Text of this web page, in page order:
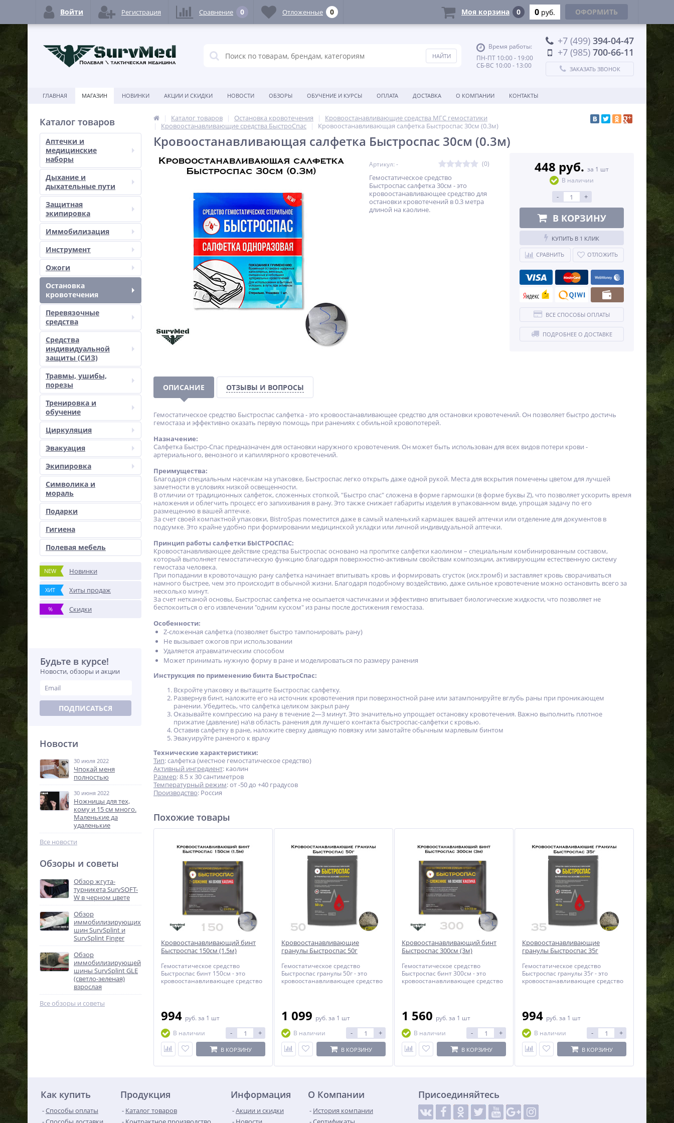
Время работы:
ПН-ПТ 10:00 - 19:00
СБ-ВС 10:00 - 13:00
+7 (499) 394-04-47
+7 (985) 700-66-11
ЗАКАЗАТЬ ЗВОНОК
ГЛАВНАЯ МАГАЗИН НОВИНКИ АКЦИИ И СКИДКИ НОВОСТИ ОБЗОРЫ ОБУЧЕНИЕ И КУРСЫ ОПЛАТА ДОСТАВКА О КОМПАНИИ КОНТАКТЫ
Каталог товаров
Аптечки и
медицинские
наборы
Дыхание и
дыхательные пути
Защитная
экипировка
Иммобилизация
Инструмент
Ожоги
Остановка
кровотечения
Перевязочные
средства
Средства
индивидуальной
защиты (СИЗ)
Травмы, ушибы,
порезы
Тренировка и
обучение
Циркуляция
Эвакуация
Экипировка
Символика и
мораль
Подарки
Гигиена
Полевая мебель
NEW Новинки
ХИТ Хиты продаж
% Скидки
Будьте в курсе!
Новости, обзоры и акции
ПОДПИСАТЬСЯ
Новости
30 июля 2022
Чпокай меня
полностью
30 июня 2022
Ножницы для тех,
кому и 15 см много.
Маленькие да
удаленькие
Все новости
Обзоры и советы
Обзор жгута-
турникета SurvSOFT-
W в черном цвете
Обзор
иммобилизирующих
шин SurvSplint и
SurvSplint Finger
Обзор
иммобилизирующей
шины SurvSplint GLE
(светло-зеленая)
взрослая
Все обзоры и советы
Каталог товаров Остановка кровотечения
Кровоостанавливающие средства МГС гемостатики
Кровоостанавливающие средства БыстроСпас
Кровоостанавливающая салфетка Быстроспас 30см (0.3м)
Кровоостанавливающая салфетка Быстроспас 30см (0.3м)
Артикул: - (0)
Гемостатическое средство
Быстроспас салфетка 30см - это
кровоостанавливающее средство для
остановки кровотечений в 0.3 метра
длиной на каолине.
448 руб. за 1 шт
В наличии
- +
В КОРЗИНУ
КУПИТЬ В 1 КЛИК
СРАВНИТЬ ОТЛОЖИТЬ
ВСЕ СПОСОБЫ ОПЛАТЫ
ПОДРОБНЕЕ О ДОСТАВКЕ
ОПИСАНИЕ ОТЗЫВЫ И ВОПРОСЫ
Гемостатическое средство Быстроспас салфетка - это кровоостанавливающее средство для остановки кровотечений. Он позволяет быстро достичь
гемостаза и эффективно оказать первую помощь при ранениях с обильной кровопотерей.
Назначение:
Салфетка Быстро-Спас предназначен для остановки наружного кровотечения. Он может быть использован для всех видов потери крови -
артериального, венозного и капиллярного кровотечений.
Преимущества:
Благодаря специальным насечкам на упаковке, Быстроспас легко открыть даже одной рукой. Места для вскрытия помечены цветом для лучшей
заметности в условиях низкой освещенности.
В отличии от традиционных салфеток, сложенных стопкой, "Быстро спас" сложена в форме гармошки (в форме буквы Z), что позволяет ускорить время
наложения и облегчить процесс его запихивания в рану. Это также снижает габариты изделия в упакованном виде, упрощая задачу по его
размещению в вашей аптечке.
За счет своей компактной упаковки, BistroSpas поместится даже в самый маленький кармашек вашей аптечки или отделение для документов в
подсумке. Это крайне удобно при формировании медицинской укладки или личной индивидуальной аптечки.
Принцип работы салфетки БЫСТРОСПАС:
Кровоостанавливающее действие средства Быстроспас основано на пропитке салфетки каолином – специальным комбинированным составом,
который выполняет гемостатическую функцию благодаря поверхностно-активным свойствам композиции, активирующим естественную систему
гемостаза человека.
При попадании в кровоточащую рану салфетка начинает впитывать кровь и формировать сгусток (иск.тромб) и заставляет кровь сворачиваться
намного быстрее, чем это происходит в обычной жизни. Благодаря подобному воздействию, даже сильное кровотечение можно остановить всего за
несколько минут.
За счет нетканой основы, Быстроспас салфетка не осыпается частичками и эффективно впитывает биологические жидкости, что позволяет не
беспокоиться о его извлечении "одним куском" из раны после достижения гемостаза.
Особенности:
Z-сложенная салфетка (позволяет быстро тампонировать рану)
Не вызывает ожогов при использовании
Удаляется атравматическим способом
Может принимать нужную форму в ране и моделироваться по размеру ранения
Инструкция по применению бинта БыстроСпас:
Вскройте упаковку и вытащите Быстроспас салфетку.
Развернув бинт, наложите его на источник кровотечения при поверхностной ране или затампонируйте вглубь раны при проникающем
ранении. Убедитесь, что салфетка целиком закрыл рану
Оказывайте компрессию на рану в течение 2—3 минут. Это значительно упрощает остановку кровотечения. Важно выполнить плотное
прижатие (давление) на\в область ранения для лучшего контакта быстроспас-салфетки с кровью.
Оставив салфетку в ране, наложите сверху давящую повязку или замотайте обычным марлевым бинтом
Эвакуируйте раненого к врачу
Технические характеристики:
Тип: салфетка (местное гемостатическое средство)
Активный ингредиент: каолин
Размер: 8.5 х 30 сантиметров
Температурный режим: от -50 до +40 градусов
Производство: Россия
Похожие товары
Кровоостанавливающий бинт
Быстроспас 150см (1.5м)
Гемостатическое средство
Быстроспас бинт 150см - это
кровоостанавливающее средство
994 руб. за 1 шт
В наличии
- +
В КОРЗИНУ
Кровоостанавливающие
гранулы Быстроспас 50г
Гемостатическое средство
Быстроспас гранулы 50г - это
кровоостанавливающее средство
1 099 руб. за 1 шт
В наличии
- +
В КОРЗИНУ
Кровоостанавливающий бинт
Быстроспас 300см (3м)
Гемостатическое средство
Быстроспас бинт 300см - это
кровоостанавливающее средство
1 560 руб. за 1 шт
В наличии
- +
В КОРЗИНУ
Кровоостанавливающие
гранулы Быстроспас 35г
Гемостатическое средство
Быстроспас гранулы 35г - это
кровоостанавливающее средство
994 руб. за 1 шт
В наличии
- +
В КОРЗИНУ
Как купить
Способы оплаты
Продукция
Каталог товаров
Информация
Акции и скидки
О Компании
История компании
Присоединяйтесь
Войти Регистрация Сравнение 0 Отложенные 0 Моя корзина 0 0 руб. ОФОРМИТЬ